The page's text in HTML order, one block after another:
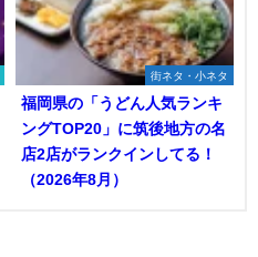
街ネタ・小ネタ
福岡県の「うどん人気ランキ
ングTOP20」に筑後地方の名
店2店がランクインしてる！
（2026年8月）